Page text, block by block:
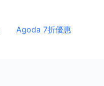
Agoda 7折優惠